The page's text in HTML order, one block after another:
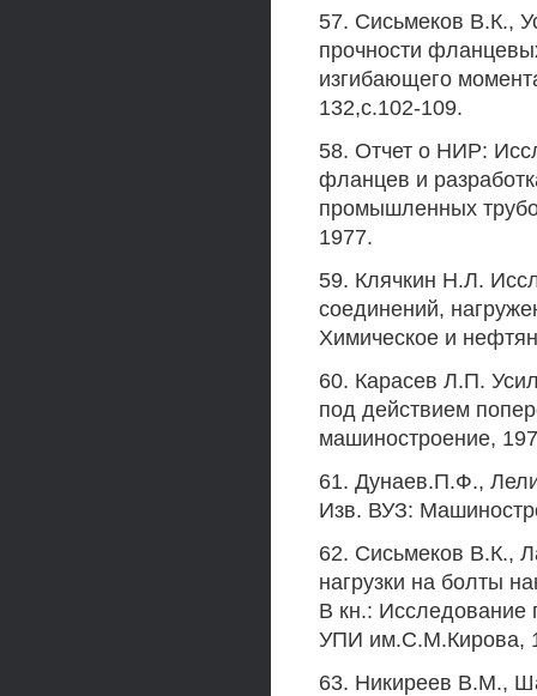
57. Сисьмеков В.К.,
прочности
изгибающего
132,с.102-109.
58. Отчет о НИР:
фланцев и
промышленных
1977.
59. Клячкин Н.Л.
соединений,
Химическое и
60. Карасев Л.П.
под действием
машиностроение,
61. Дунаев.П.Ф.,
Изв. ВУЗ:
62. Сисьмеков В.К.,
нагрузки на болты
В кн.: Исследование
УПИ им.С.М.Кирова,
63. Никиреев В.М.,